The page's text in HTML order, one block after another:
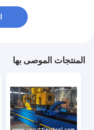
المنتجات الموصى بها